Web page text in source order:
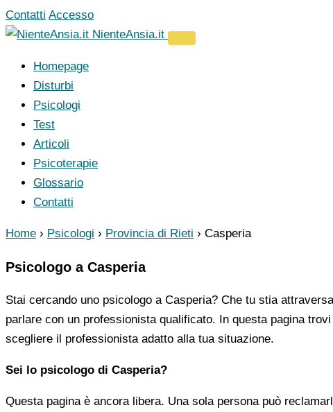
Vai
al
Contatti Accesso
NienteAnsia.it
Homepage
Disturbi
Psicologi
Test
Articoli
Psicoterapie
Glossario
Contatti
Home › Psicologi › Provincia di Rieti › Casperia
Psicologo a Casperia
Stai cercando uno psicologo a Casperia? Che tu stia
parlare con un professionista qualificato. In questa pagina
scegliere il professionista adatto alla tua situazione.
Sei lo psicologo di Casperia?
Questa pagina è ancora libera. Una sola persona può